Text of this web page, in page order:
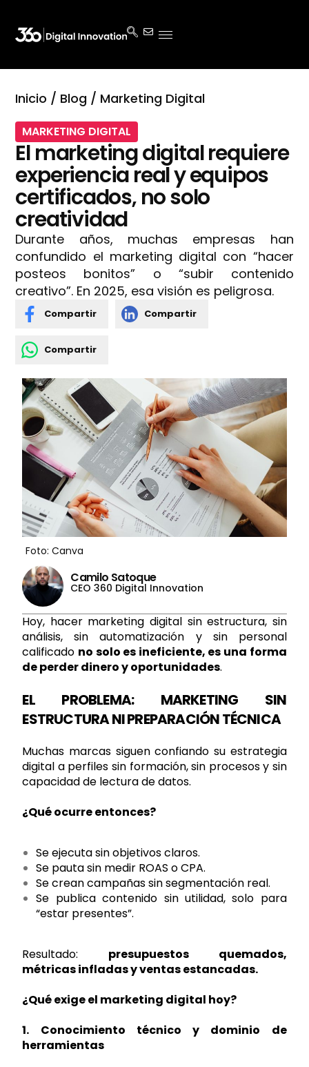
Inicio / Blog / Marketing Digital
MARKETING DIGITAL
El marketing digital requiere
experiencia real y equipos
certificados, no solo
creatividad
Durante años, muchas empresas han
confundido el marketing digital con “hacer
posteos bonitos” o “subir contenido
creativo”. En 2025, esa visión es peligrosa.
Compartir Compartir
Compartir
Foto: Canva
Camilo Satoque
CEO 360 Digital Innovation
Hoy, hacer marketing digital sin estructura, sin
análisis, sin automatización y sin personal
calificado no solo es ineficiente, es una forma
de perder dinero y oportunidades.
EL PROBLEMA: MARKETING SIN
ESTRUCTURA NI PREPARACIÓN TÉCNICA
Muchas marcas siguen confiando su estrategia
digital a perfiles sin formación, sin procesos y sin
capacidad de lectura de datos.
¿Qué ocurre entonces?
Se ejecuta sin objetivos claros.
Se pauta sin medir ROAS o CPA.
Se crean campañas sin segmentación real.
Se publica contenido sin utilidad, solo para
“estar presentes”.
Resultado: presupuestos quemados,
métricas infladas y ventas estancadas.
¿Qué exige el marketing digital hoy?
1. Conocimiento técnico y dominio de
herramientas